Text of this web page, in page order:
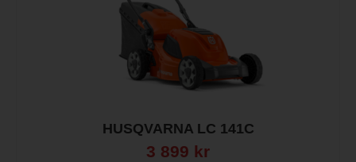
HUSQVARNA LC 141C
3 899 kr